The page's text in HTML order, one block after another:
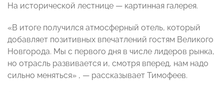
На исторической лестнице — картинная галерея.
«В итоге получился атмосферный отель, который
добавляет позитивных впечатлений гостям Великого
Новгорода. Мы с первого дня в числе лидеров рынка,
но отрасль развивается и, смотря вперед, нам надо
сильно меняться» , — рассказывает Тимофеев.